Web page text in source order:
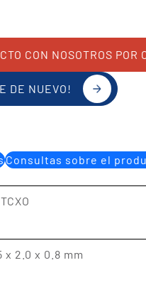
CON NOSOTROS
DE NUEVO!
Consultas sobre el
x 2.0 x 0.8 mm